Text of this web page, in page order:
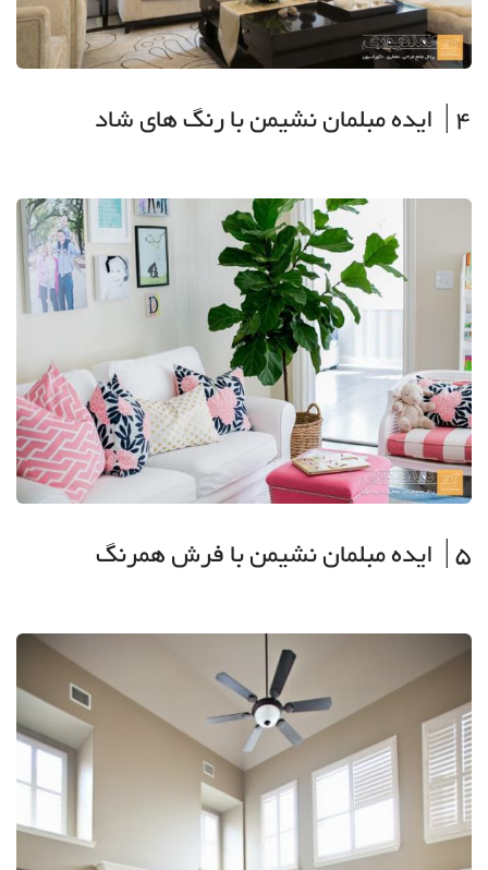
4| ایده مبلمان نشیمن با رنگ های شاد
5| ایده مبلمان نشیمن با فرش همرنگ